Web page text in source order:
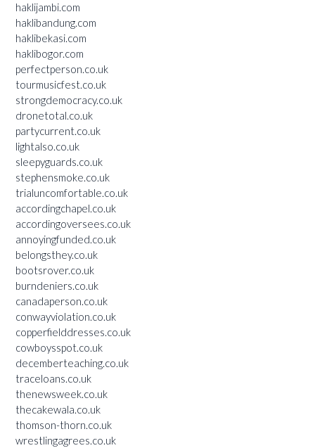
haklijambi.com
haklibandung.com
haklibekasi.com
haklibogor.com
perfectperson.co.uk
tourmusicfest.co.uk
strongdemocracy.co.uk
dronetotal.co.uk
partycurrent.co.uk
lightalso.co.uk
sleepyguards.co.uk
stephensmoke.co.uk
trialuncomfortable.co.uk
accordingchapel.co.uk
accordingoversees.co.uk
annoyingfunded.co.uk
belongsthey.co.uk
bootsrover.co.uk
burndeniers.co.uk
canadaperson.co.uk
conwayviolation.co.uk
copperfielddresses.co.uk
cowboysspot.co.uk
decemberteaching.co.uk
traceloans.co.uk
thenewsweek.co.uk
thecakewala.co.uk
thomson-thorn.co.uk
wrestlingagrees.co.uk